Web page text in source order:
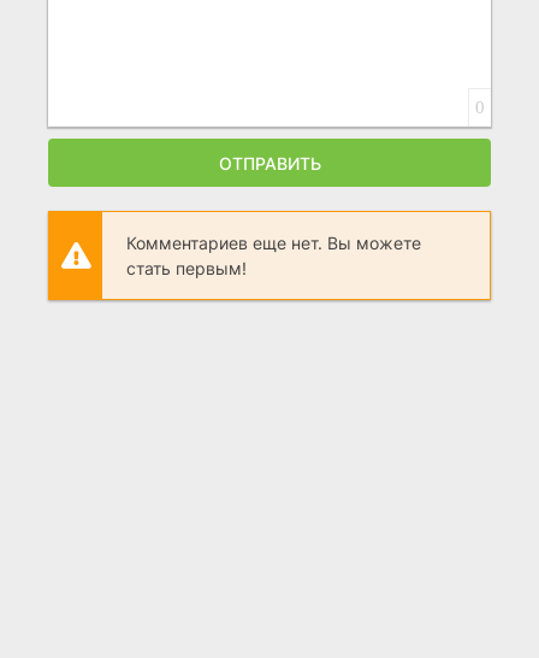
0
ОТПРАВИТЬ
Комментариев еще нет. Вы можете
стать первым!